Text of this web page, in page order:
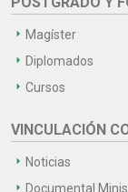
Magíster
Diplomados
Cursos
VINCULACIÓN
Noticias
Documental